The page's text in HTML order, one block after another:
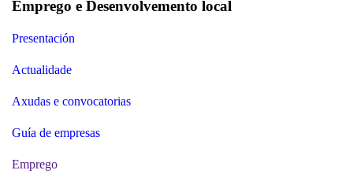
Emprego e Desenvolvemento local
Presentación
Actualidade
Axudas e convocatorias
Guía de empresas
Emprego